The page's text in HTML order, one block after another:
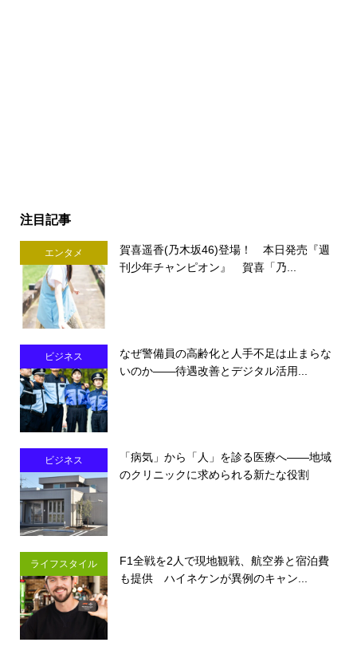
注目記事
エンタメ
賀喜遥香(乃木坂46)登場！ 本日発売『週
刊少年チャンピオン』 賀喜「乃...
ビジネス
なぜ警備員の高齢化と人手不足は止まらな
いのか――待遇改善とデジタル活用...
ビジネス
「病気」から「人」を診る医療へ――地域
のクリニックに求められる新たな役割
ライフスタイル
F1全戦を2人で現地観戦、航空券と宿泊費
も提供 ハイネケンが異例のキャン...